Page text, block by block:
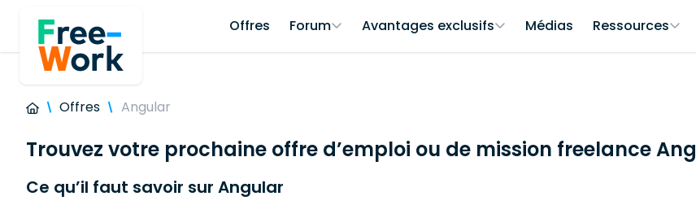
Offres Forum Avantages exclusifs Médias Ressources
Offres Angular
Trouvez votre prochaine offre d’emploi ou de mission freelance
Ce qu’il faut savoir sur Angular